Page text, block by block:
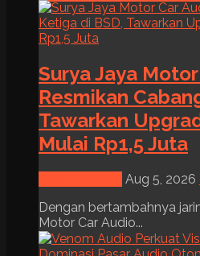
Surya Jaya
Resmikan
Tawarkan
Mulai Rp1,5 Juta
Aug 5, 2026
Dengan bertambahnya
Motor Car Audio...